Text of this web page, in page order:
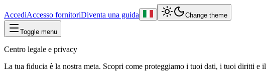
AccediAccesso fornitoriDiventa una guida Change theme
Toggle menu
Centro legale e privacy
La tua fiducia è la nostra meta. Scopri come proteggiamo i tuoi dati, i tuoi diritti e